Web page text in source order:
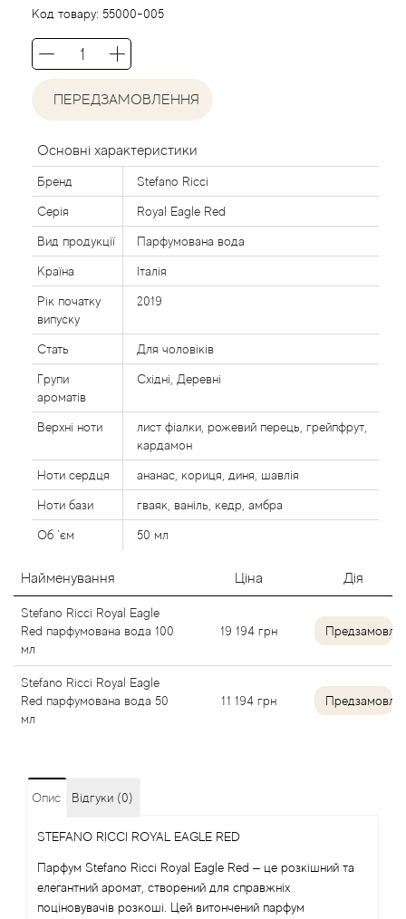
Код товару: 55000-005
ПЕРЕДЗАМОВЛЕННЯ
Основні характеристики
Бренд Stefano Ricci
Серія Royal Eagle Red
Вид продукції Парфумована вода
Країна Італія
Рік початку
випуску
2019
Стать Для чоловіків
Групи
ароматів
Східні, Деревні
Верхні ноти
лист фіалки, рожевий перець, грейпфрут,
кардамон
Ноти сердця ананас, кориця, диня, шавлія
Ноти бази гваяк, ваніль, кедр, амбра
Об `єм 50 мл
Найменування Ціна Дія
Stefano Ricci Royal Eagle
Red парфумована вода 100
мл
19 194 грн
Stefano Ricci Royal Eagle
Red парфумована вода 50
мл
11 194 грн
Опис Відгуки (0)
STEFANO RICCI ROYAL EAGLE RED
Парфум Stefano Ricci Royal Eagle Red – це розкішний та
елегантний аромат, створений для справжніх
поціновувачів розкоші. Цей витончений парфум
Agent Provocateur
Agonist
Aigner
Aj Arabia (Widian)
Ajmal
Al Haramain
Al Jazeera
Alaia Paris
Alexander McQueen
Alexandre Barthet
Alexandre J
Alfred Dunhill
Alyssa Ashley
American Crew
Amouage
Andre L'Arom
Angel Schlesser
Anima Mundi